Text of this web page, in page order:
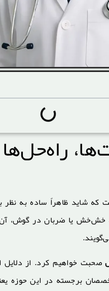
که شاید ظاهراً ساده به
خش‌خش یا ضربان در گوش،
صحبت خواهیم کرد. از دلایل
برجسته در این حوزه